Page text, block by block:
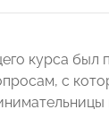
курса был
с